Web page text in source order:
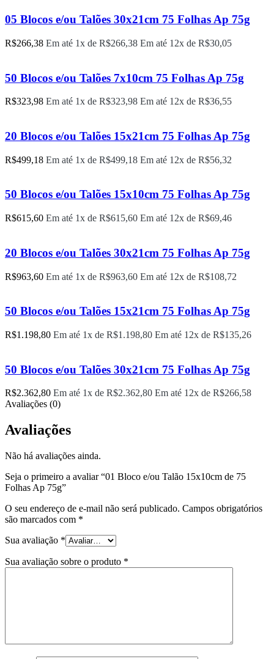
05 Blocos e/ou Talões 30x21cm 75 Folhas Ap 75g
R$266,38 Em até 1x de R$266,38 Em até 12x de R$30,05
50 Blocos e/ou Talões 7x10cm 75 Folhas Ap 75g
R$323,98 Em até 1x de R$323,98 Em até 12x de R$36,55
20 Blocos e/ou Talões 15x21cm 75 Folhas Ap 75g
R$499,18 Em até 1x de R$499,18 Em até 12x de R$56,32
50 Blocos e/ou Talões 15x10cm 75 Folhas Ap 75g
R$615,60 Em até 1x de R$615,60 Em até 12x de R$69,46
20 Blocos e/ou Talões 30x21cm 75 Folhas Ap 75g
R$963,60 Em até 1x de R$963,60 Em até 12x de R$108,72
50 Blocos e/ou Talões 15x21cm 75 Folhas Ap 75g
R$1.198,80 Em até 1x de R$1.198,80 Em até 12x de R$135,26
50 Blocos e/ou Talões 30x21cm 75 Folhas Ap 75g
R$2.362,80 Em até 1x de R$2.362,80 Em até 12x de R$266,58
Avaliações (0)
Avaliações
Não há avaliações ainda.
Seja o primeiro a avaliar “01 Bloco e/ou Talão 15x10cm de 75
Folhas Ap 75g”
O seu endereço de e-mail não será publicado. Campos obrigatórios
são marcados com *
Sua avaliação *
Sua avaliação sobre o produto *